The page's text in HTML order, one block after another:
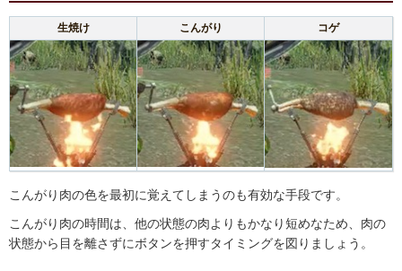
生焼け こんがり コゲ
こんがり肉の色を最初に覚えてしまうのも有効な手段です。
こんがり肉の時間は、他の状態の肉よりもかなり短めなため、肉の
状態から目を離さずにボタンを押すタイミングを図りましょう。